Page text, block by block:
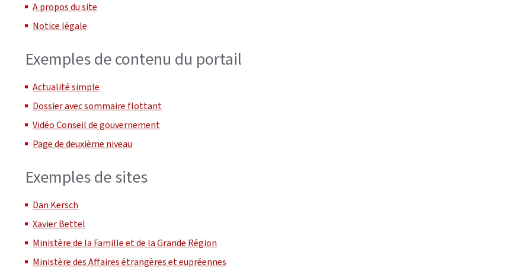
A propos du site
Notice légale
Exemples de contenu du portail
Actualité simple
Dossier avec sommaire flottant
Vidéo Conseil de gouvernement
Page de deuxième niveau
Exemples de sites
Dan Kersch
Xavier Bettel
Ministère de la Famille et de la Grande Région
Ministère des Affaires étrangères et eupréennes